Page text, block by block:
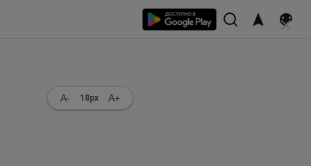
A- 18px A+